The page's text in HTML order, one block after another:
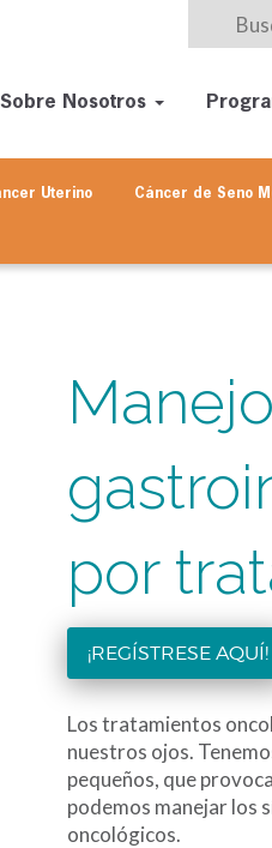
Sobre Nosotros
Uterino Cáncer de Seno
por
¡REGÍSTRESE AQUÍ!
Los tratamientos
nuestros ojos.
pequeños, que
podemos manejar los
oncológicos.